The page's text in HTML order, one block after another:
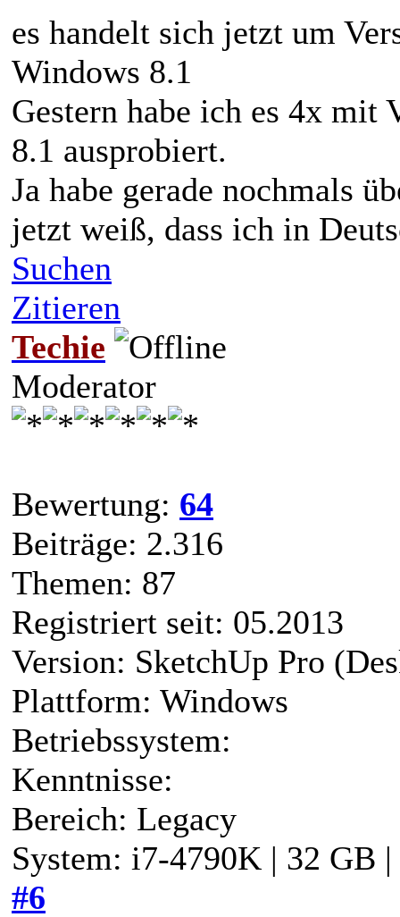
es handelt sich jetzt um
Windows 8.1
Gestern habe ich es 4x mit
8.1 ausprobiert.
Ja habe gerade nochmals
jetzt weiß, dass ich in
Suchen
Zitieren
Techie
Moderator
Bewertung: 64
Beiträge: 2.316
Themen: 87
Registriert seit: 05.2013
Version: SketchUp Pro
Plattform: Windows
Betriebssystem:
Kenntnisse:
Bereich: Legacy
System: i7-4790K | 32 GB
#6